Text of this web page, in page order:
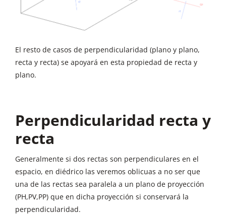
El resto de casos de perpendicularidad (plano y plano,
recta y recta) se apoyará en esta propiedad de recta y
plano.
Perpendicularidad recta y
recta
Generalmente si dos rectas son perpendiculares en el
espacio, en diédrico las veremos oblicuas a no ser que
una de las rectas sea paralela a un plano de proyección
(PH,PV,PP) que en dicha proyección si conservará la
perpendicularidad.